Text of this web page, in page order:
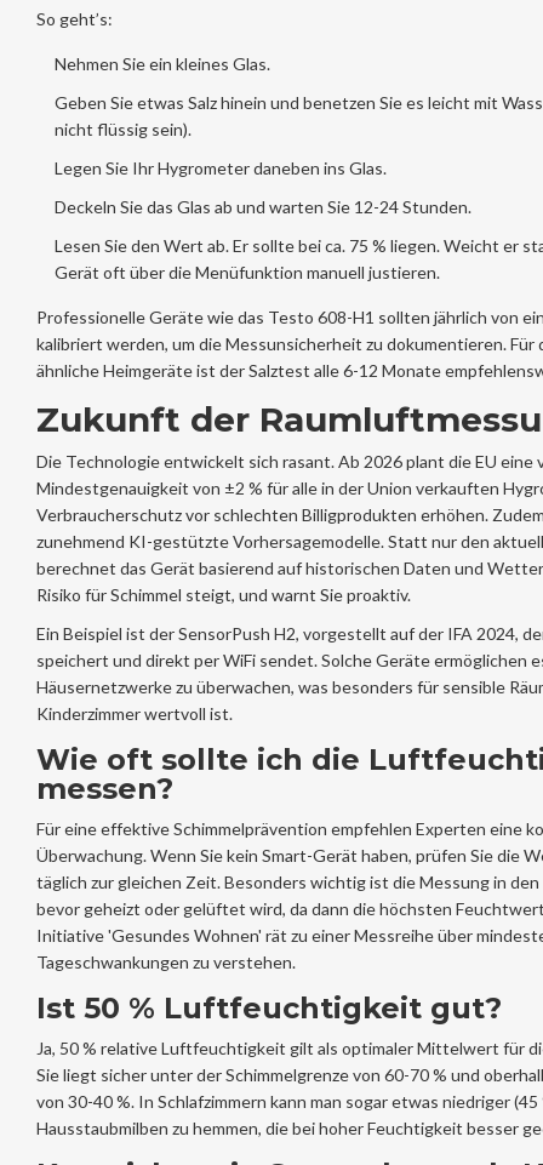
So geht’s:
Nehmen Sie ein kleines Glas.
Geben Sie etwas Salz hinein und benetzen Sie es leicht mit
nicht flüssig sein).
Legen Sie Ihr Hygrometer daneben ins Glas.
Deckeln Sie das Glas ab und warten Sie 12-24 Stunden.
Lesen Sie den Wert ab. Er sollte bei ca. 75 % liegen. Weicht er
Gerät oft über die Menüfunktion manuell justieren.
Professionelle Geräte wie das Testo 608-H1 sollten jährlich von
kalibriert werden, um die Messunsicherheit zu dokumentieren. Für
ähnliche Heimgeräte ist der Salztest alle 6-12 Monate
Zukunft der
Die Technologie entwickelt sich rasant. Ab 2026 plant die EU
Mindestgenauigkeit von ±2 % für alle in der Union verkauften
Verbraucherschutz vor schlechten Billigprodukten erhöhen.
zunehmend KI-gestützte Vorhersagemodelle. Statt nur den
berechnet das Gerät basierend auf historischen Daten und
Risiko für Schimmel steigt, und warnt Sie proaktiv.
Ein Beispiel ist der SensorPush H2, vorgestellt auf der IFA 2024,
speichert und direkt per WiFi sendet. Solche Geräte ermöglichen
Häusernetzwerke zu überwachen, was besonders für sensible
Kinderzimmer wertvoll ist.
Wie oft sollte ich die
messen?
Für eine effektive Schimmelprävention empfehlen Experten eine
Überwachung. Wenn Sie kein Smart-Gerät haben, prüfen Sie die
täglich zur gleichen Zeit. Besonders wichtig ist die Messung in
bevor geheizt oder gelüftet wird, da dann die höchsten
Initiative 'Gesundes Wohnen' rät zu einer Messreihe über
Tageschwankungen zu verstehen.
Ist 50 % Luftfeuchtigkeit gut?
Ja, 50 % relative Luftfeuchtigkeit gilt als optimaler Mittelwert für
Sie liegt sicher unter der Schimmelgrenze von 60-70 % und
von 30-40 %. In Schlafzimmern kann man sogar etwas niedriger (45
Hausstaubmilben zu hemmen, die bei hoher Feuchtigkeit besser